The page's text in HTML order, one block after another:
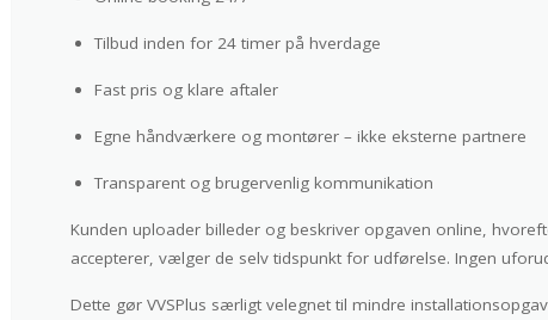
Tilbud inden for 24 timer på hverdage
Fast pris og klare aftaler
Egne håndværkere og montører – ikke eksterne partnere
Transparent og brugervenlig kommunikation
Kunden uploader billeder og beskriver opgaven online,
accepterer, vælger de selv tidspunkt for udførelse. Ingen
Dette gør VVSPlus særligt velegnet til mindre